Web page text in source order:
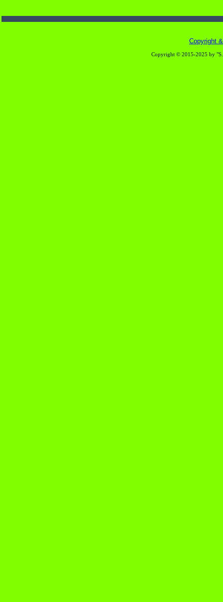
Copyright
Copyright © 2015-2025 by